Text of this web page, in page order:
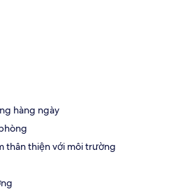
hàng ngày
thân thiện với môi trường